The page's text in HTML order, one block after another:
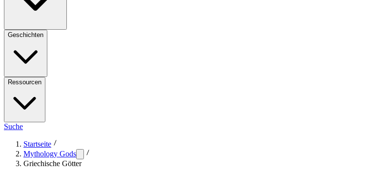
Geschichten
Ressourcen
Suche
Startseite
Mythology Gods
Griechische Götter